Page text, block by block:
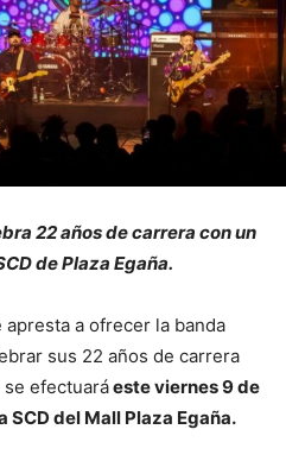
22 años de carrera con un
de Plaza Egaña.
a ofrecer la banda
sus 22 años de carrera
efectuaráeste viernes 9 de
SCD del Mall Plaza Egaña.